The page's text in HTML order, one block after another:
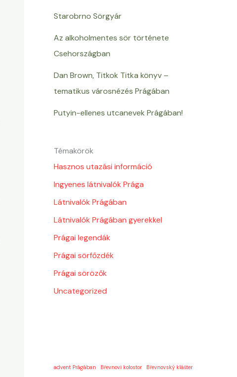
Starobrno Sörgyár
Az alkoholmentes sör története
Csehországban
Dan Brown, Titkok Titka könyv –
tematikus városnézés Prágában
Putyin-ellenes utcanevek Prágában!
Témakörök
Hasznos utazási információ
Ingyenes látnivalók Prága
Látnivalók Prágában
Látnivalók Prágában gyerekkel
Prágai legendák
Prágai sörfőzdék
Prágai sörözők
Uncategorized
advent Prágában Břevnovi kolostor Břevnovský klášter